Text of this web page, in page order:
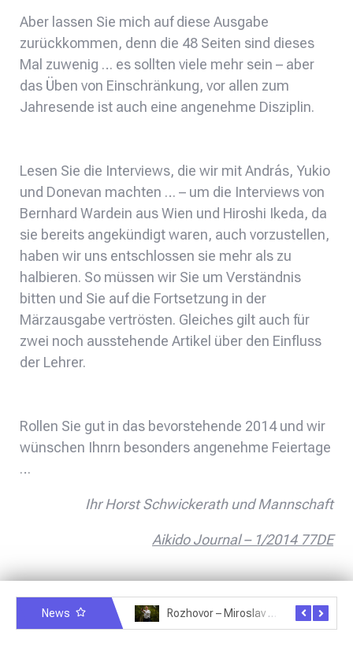
Aber lassen Sie mich auf diese Ausgabe
zurückkommen, denn die 48 Seiten sind dieses
Mal zuwenig … es sollten viele mehr sein – aber
das Üben von Einschränkung, vor allen zum
Jahresende ist auch eine angenehme Disziplin.
Lesen Sie die Interviews, die wir mit András, Yukio
und Donevan machten … – um die Interviews von
Bernhard Wardein aus Wien und Hiroshi Ikeda, da
sie bereits angekündigt waren, auch vorzustellen,
haben wir uns entschlossen sie mehr als zu
halbieren. So müssen wir Sie um Verständnis
bitten und Sie auf die Fortsetzung in der
Märzausgabe vertrösten. Gleiches gilt auch für
zwei noch ausstehende Artikel über den Einfluss
der Lehrer.
Rollen Sie gut in das bevorstehende 2014 und wir
wünschen Ihnrn besonders angenehme Feiertage
…
Ihr Horst Schwickerath und Mannschaft
Aikido Journal – 1/2014 77DE
News Rozhovor – Miroslav Šmíd – 22.3.2025